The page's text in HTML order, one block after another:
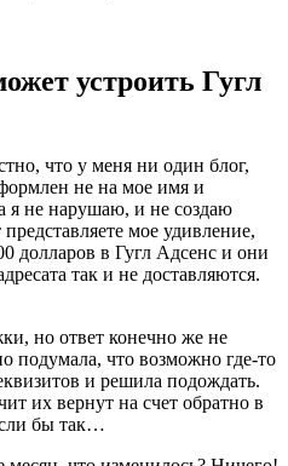
устроить Гугл
что у меня ни один блог,
не на мое имя и
я не нарушаю, и не создаю
мое удивление,
долларов в Гугл Адсенс и они
так и не доставляются.
но ответ конечно же не
подумала, что возможно где-то
и решила подождать.
их вернут на счет обратно в
бы так…